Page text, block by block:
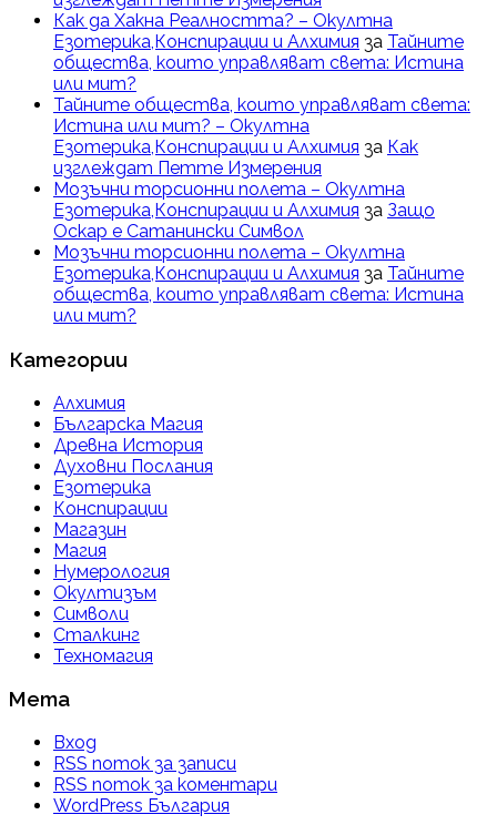
Как да Хакна Реалността? – Окултна
Езотерика,Конспирации и Алхимия за Тайните
общества, които управляват света: Истина
или мит?
Тайните общества, които управляват света:
Истина или мит? – Окултна
Езотерика,Конспирации и Алхимия за Как
изглеждат Петте Измерения
Мозъчни торсионни полета – Окултна
Езотерика,Конспирации и Алхимия за Защо
Оскар е Сатанински Символ
Мозъчни торсионни полета – Окултна
Езотерика,Конспирации и Алхимия за Тайните
общества, които управляват света: Истина
или мит?
Категории
Алхимия
Българска Магия
Древна История
Духовни Послания
Езотерика
Конспирации
Магазин
Магия
Нумерология
Окултизъм
Символи
Сталкинг
Техномагия
Мета
Вход
RSS поток за записи
RSS поток за коментари
WordPress България